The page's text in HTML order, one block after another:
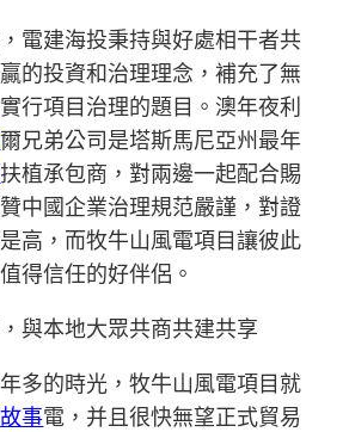
建海投秉持與好處相干者共
的投資和治理理念，補充了無
行項目治理的題目。澳年夜利
爾兄弟公司是塔斯馬尼亞州最年
扶植承包商，對兩邊一起配合賜
中國企業治理規范嚴謹，對證
高，而牧牛山風電項目讓彼此
得信任的好伴侶。
本地大眾共商共建共享
的時光，牧牛山風電項目就
事電，并且很快無望正式貿易